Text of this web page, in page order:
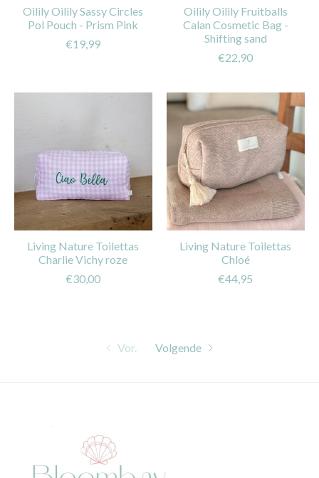
Oilily Oilily Sassy Circles
Pol Pouch - Prism Pink
€19,99
Oilily Oilily Fruitballs
Calan Cosmetic Bag -
Shifting sand
€22,90
Living Nature Toilettas
Charlie Vichy roze
€30,00
Living Nature Toilettas
Chloé
€44,95
Vor. Volgende